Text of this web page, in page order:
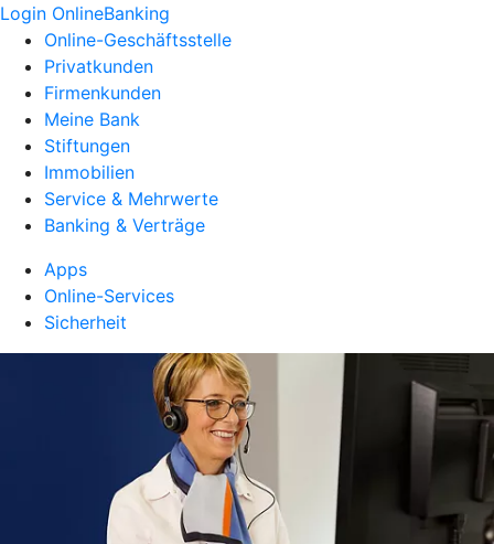
Login OnlineBanking
Online-Geschäftsstelle
Privatkunden
Firmenkunden
Meine Bank
Stiftungen
Immobilien
Service & Mehrwerte
Banking & Verträge
Apps
Online-Services
Sicherheit